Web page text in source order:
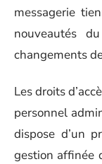
messagerie
nouveautés du
changements
Les droits
personnel
dispose d’un
gestion affinée